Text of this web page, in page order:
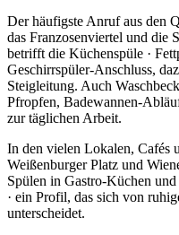
Der häufigste Anruf aus den
das Franzosenviertel und die
betrifft die Küchenspüle ·
Geschirrspüler-Anschluss,
Steigleitung. Auch
Pfropfen, Badewannen-
zur täglichen Arbeit.
In den vielen Lokalen, Cafés
Weißenburger Platz und
Spülen in Gastro-Küchen
· ein Profil, das sich von
unterscheidet.